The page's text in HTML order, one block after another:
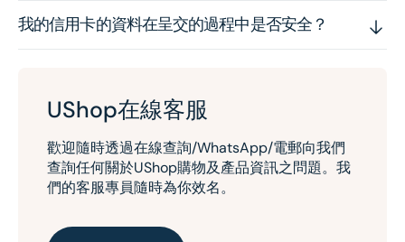
我的信用卡的資料在呈交的過程中是否安全？
UShop在線客服
歡迎隨時透過在線查詢/WhatsApp/電郵向我們
查詢任何關於UShop購物及產品資訊之問題。我
們的客服專員隨時為你效名。